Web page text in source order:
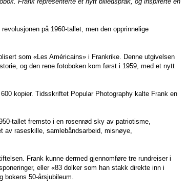
på 1960-tallet, men den opprinnelige
som «Les Américains» i Frankrike. Denne utgivelsen
og den rene fotoboken kom først i 1959, med et nytt
kopier. Tidsskriftet Popular Photography kalte Frank en
tallet fremsto i en rosenrød sky av patriotisme,
av raseskille, samlebåndsarbeid, misnøye,
Frank kunne dermed gjennomføre tre rundreiser i
eller «83 dolker som han stakk direkte inn i
bokens 50-årsjubileum.